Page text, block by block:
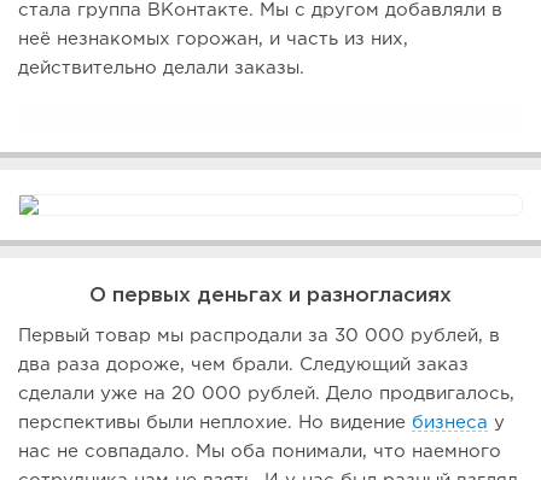
стала группа ВКонтакте. Мы с другом добавляли в
неё незнакомых горожан, и часть из них,
действительно делали заказы.
О первых деньгах и разногласиях
Первый товар мы распродали за 30 000 рублей, в
два раза дороже, чем брали. Следующий заказ
сделали уже на 20 000 рублей. Дело продвигалось,
перспективы были неплохие. Но видение бизнеса у
нас не совпадало. Мы оба понимали, что наемного